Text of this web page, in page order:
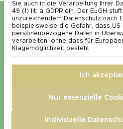
Newsletter – 5 €
Newsletter
Impressum AGB
Sie auch in die Verarbeitung Ihrer
49 (1) lit. a GDPR ein. Der EuGH
unzureichendem Datenschutz nach
beispielsweise die Gefahr, dass
personenbezogene Daten in
verarbeiten, ohne dass für
Klagemöglichkeit besteht.
Ich
Nur essenzielle
Individuelle